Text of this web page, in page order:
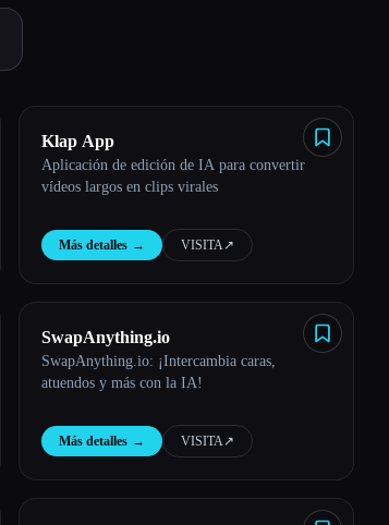
Klap App
Aplicación de edición de IA para convertir
vídeos largos en clips virales
Más detalles → VISITA↗︎
SwapAnything.io
SwapAnything.io: ¡Intercambia caras,
atuendos y más con la IA!
Más detalles → VISITA↗︎